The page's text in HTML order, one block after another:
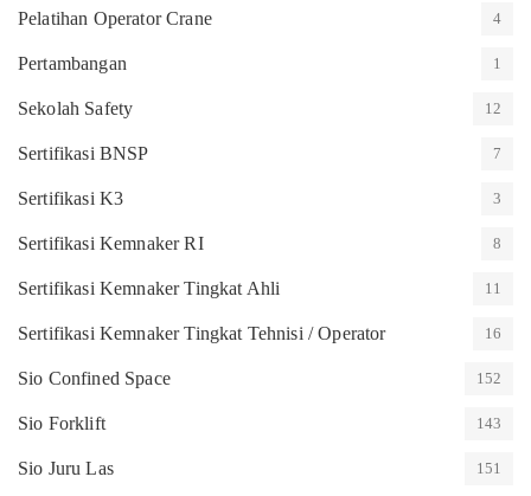
Pelatihan Operator Crane 4
Pertambangan 1
Sekolah Safety 12
Sertifikasi BNSP 7
Sertifikasi K3 3
Sertifikasi Kemnaker RI 8
Sertifikasi Kemnaker Tingkat Ahli 11
Sertifikasi Kemnaker Tingkat Tehnisi / Operator 16
Sio Confined Space 152
Sio Forklift 143
Sio Juru Las 151